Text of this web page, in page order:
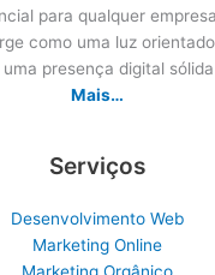
para qualquer
como uma luz
presença digital
Mais…
Serviços
Desenvolvimento Web
Marketing Online